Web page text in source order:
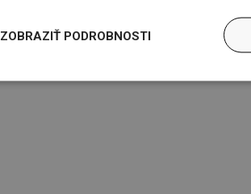
ZOBRAZIŤ PODROBNOSTI